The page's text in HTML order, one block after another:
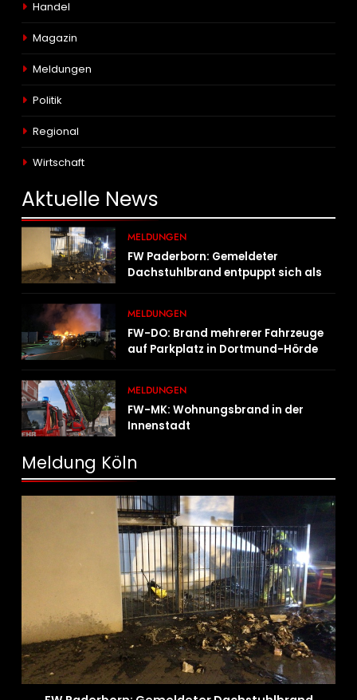
Handel
Magazin
Meldungen
Politik
Regional
Wirtschaft
Aktuelle News
MELDUNGEN
FW Paderborn: Gemeldeter
Dachstuhlbrand entpuppt sich als
MELDUNGEN
FW-DO: Brand mehrerer Fahrzeuge
auf Parkplatz in Dortmund-Hörde
MELDUNGEN
FW-MK: Wohnungsbrand in der
Innenstadt
Meldung Köln